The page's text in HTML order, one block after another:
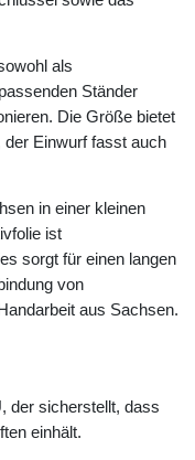
als
Ständer
Die Größe bietet
der Einwurf fasst auch
in einer kleinen
ist
sorgt für einen langen
von
aus Sachsen.
der sicherstellt, dass
einhält.